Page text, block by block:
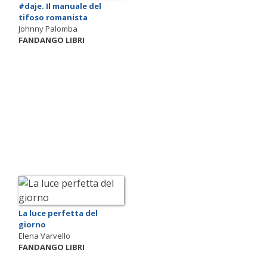
#daje. Il manuale del
tifoso romanista
Johnny Palomba
FANDANGO LIBRI
La luce perfetta del
giorno
Elena Varvello
FANDANGO LIBRI